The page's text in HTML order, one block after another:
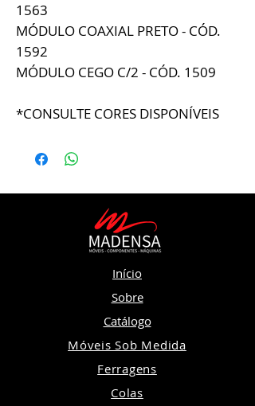
1563
MÓDULO COAXIAL PRETO - CÓD.
1592
MÓDULO CEGO C/2 - CÓD. 1509
*CONSULTE CORES DISPONÍVEIS
Início
Sobre
Catálogo
Móveis Sob Medida
Ferragens
Colas